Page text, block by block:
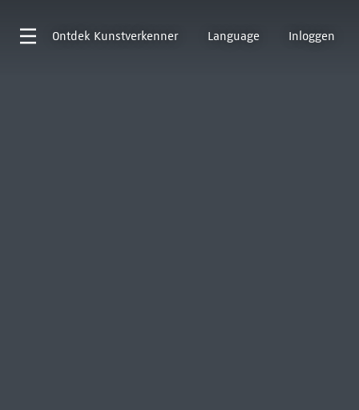
Ontdek Kunstverkenner Language Inloggen